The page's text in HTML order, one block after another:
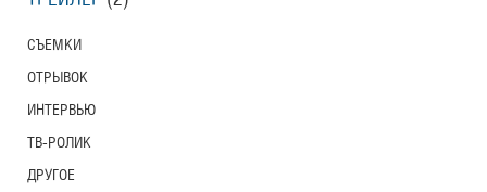
СЪЕМКИ
ОТРЫВОК
ИНТЕРВЬЮ
ТВ-РОЛИК
ДРУГОЕ